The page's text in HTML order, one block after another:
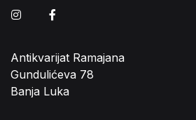
Instagram
Antikvarijat Ramajana
Gundulićeva 78
Banja Luka